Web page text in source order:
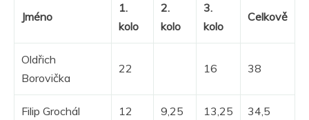
Jméno
1.
kolo
2.
kolo
3.
kolo
Celkově
Oldřich
Borovička
22 16 38
Filip Grochál 12 9,25 13,25 34,5